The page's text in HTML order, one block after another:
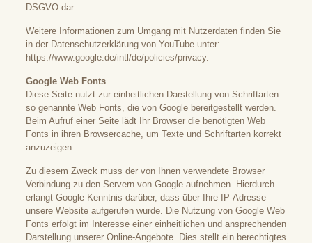
DSGVO dar.
Weitere Informationen zum Umgang mit Nutzerdaten finden Sie
in der Datenschutzerklärung von YouTube unter:
https://www.google.de/intl/de/policies/privacy.
Google Web Fonts
Diese Seite nutzt zur einheitlichen Darstellung von Schriftarten
so genannte Web Fonts, die von Google bereitgestellt werden.
Beim Aufruf einer Seite lädt Ihr Browser die benötigten Web
Fonts in ihren Browsercache, um Texte und Schriftarten korrekt
anzuzeigen.
Zu diesem Zweck muss der von Ihnen verwendete Browser
Verbindung zu den Servern von Google aufnehmen. Hierdurch
erlangt Google Kenntnis darüber, dass über Ihre IP-Adresse
unsere Website aufgerufen wurde. Die Nutzung von Google Web
Fonts erfolgt im Interesse einer einheitlichen und ansprechenden
Darstellung unserer Online-Angebote. Dies stellt ein berechtigtes